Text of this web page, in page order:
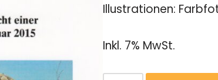
Illustrationen:
Inkl. 7% MwSt.